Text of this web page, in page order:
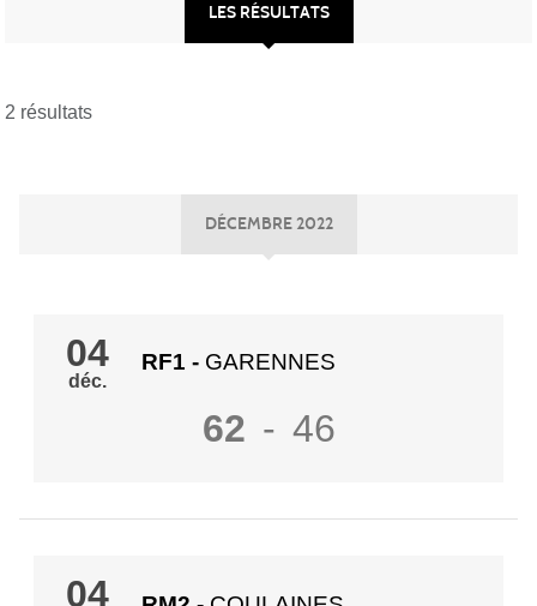
LES RÉSULTATS
2 résultats
DÉCEMBRE 2022
04
déc.
RF1 - GARENNES
62 - 46
04